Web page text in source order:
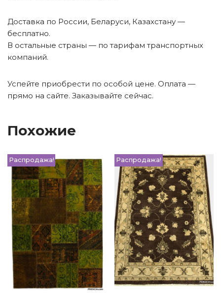
Доставка по России, Беларуси, Казахстану —
бесплатно.
В остальные страны — по тарифам транспортных
компаний.
Успейте приобрести по особой цене. Оплата —
прямо на сайте. Заказывайте сейчас.
Похожие
Распродажа! Распродажа!